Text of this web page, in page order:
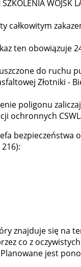
ten
do ruchu
Złotniki -
poligonu
ochronnych
znajduje się na
co z
jest